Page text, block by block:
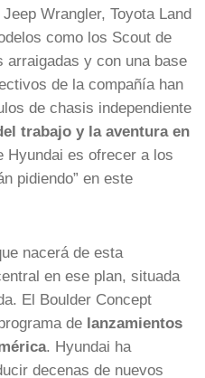
Wrangler, Toyota Land
como los Scout de
arraigadas y con una base
de la compañía han
de chasis independiente
trabajo y la aventura en
Hyundai es ofrecer a los
pidiendo” en este
nacerá de esta
en ese plan, situada
El Boulder Concept
de lanzamientos
. Hyundai ha
decenas de nuevos